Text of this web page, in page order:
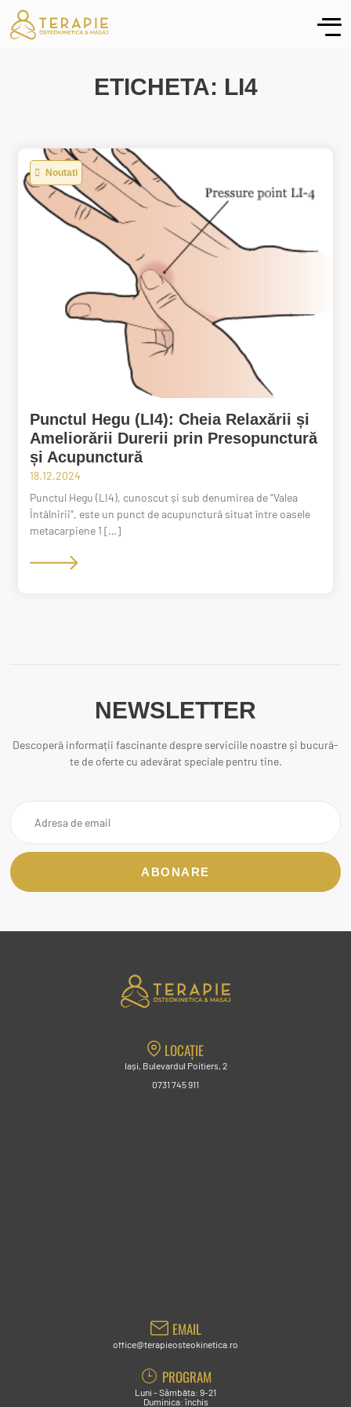
ETICHETA: LI4
Noutati
Punctul Hegu (LI4): Cheia Relaxării și
Ameliorării Durerii prin Presopunctură
și Acupunctură
18.12.2024
Punctul Hegu (LI4), cunoscut și sub denumirea de “Valea
Întâlnirii”, este un punct de acupunctură situat între oasele
metacarpiene 1 […]
NEWSLETTER
Descoperă informații fascinante despre serviciile noastre și bucură-
te de oferte cu adevărat speciale pentru tine.
LOCAȚIE
Iași, Bulevardul Poitiers, 2
0731 745 911
EMAIL
office@terapieosteokinetica.ro
PROGRAM
Luni - Sâmbăta: 9-21
Duminica: închis